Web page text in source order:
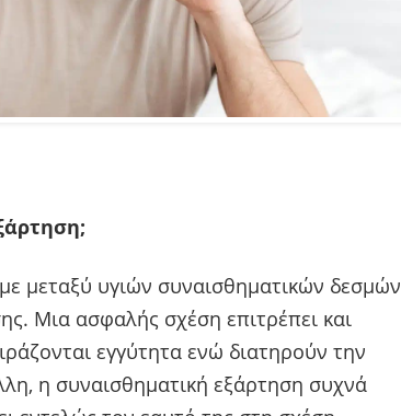
μεταξύ υγιών συναισθηματικών δεσμών
Μια ασφαλής σχέση επιτρέπει και
εγγύτητα ενώ διατηρούν την
η συναισθηματική εξάρτηση συχνά